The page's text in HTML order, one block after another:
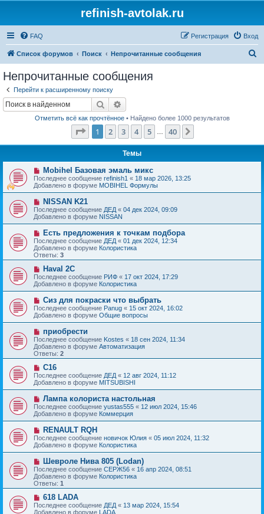
refinish-avtolak.ru
FAQ Вход
Регистрация
Список форумов Поиск Непрочитанные сообщения
Непрочитанные сообщения
Перейти к расширенному поиску
Поиск
Отметить всё как прочтённое• Найдено более 1000 результатов
Страница из 40
1 2 3 4 5 40
Темы
Н
о
в
о
е
с
о
о
б
щ
е
н
и
е
Mobihel Базовая эмаль микс
Последнее сообщение refinish1 « 18 мар 2026, 13:25
Добавлено в форуме MOBIHEL Формулы
Н
о
в
о
е
с
о
о
б
е
н
и
е
NISSAN K21
Последнее сообщение ДЕД « 04 дек 2024, 09:09
Добавлено в форуме NISSAN
Н
о
в
о
е
с
о
о
б
е
н
и
е
Есть предложения к точкам подбора
Последнее сообщение ДЕД « 01 дек 2024, 12:34
Добавлено в форуме Колористика
Ответы: 3
Н
о
в
о
с
о
о
б
щ
е
н
и
е
Haval 2C
Последнее сообщение РИФ « 17 окт 2024, 17:29
Добавлено в форуме Колористика
Н
о
в
о
с
о
о
б
е
н
и
е
Сиз для покраски что выбрать
Последнее сообщение Panug « 15 окт 2024, 16:02
Добавлено в форуме Общие вопросы
Н
о
в
о
е
с
о
б
е
н
и
е
приобрести
Последнее сообщение Kostes « 18 сен 2024, 11:34
Добавлено в форуме Автоматизация
Ответы: 2
Н
о
в
о
с
о
о
б
щ
е
н
и
е
C16
Последнее сообщение ДЕД « 12 авг 2024, 11:12
Добавлено в форуме MITSUBISHI
Н
о
в
о
е
с
о
о
б
е
н
и
е
Лампа колориста настольная
Последнее сообщение yustas555 « 12 июл 2024, 15:46
Добавлено в форуме Коммерция
Н
о
в
о
е
с
о
о
б
е
н
RENAULT RQH
Последнее сообщение новичок Юлия « 05 июл 2024, 11:32
Добавлено в форуме Колористика
Н
о
в
о
е
с
о
о
Шевроле Нива 805 (Lodan)
Последнее сообщение СЕРЖ56 « 16 апр 2024, 08:51
Добавлено в форуме Колористика
Ответы: 1
Н
о
в
618 LADA
Последнее сообщение ДЕД « 13 мар 2024, 15:54
Добавлено в форуме LADA